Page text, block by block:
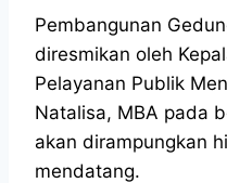
Pembangunan
diresmikan oleh
Pelayanan Publik
Natalisa, MBA pada
akan dirampungkan
mendatang.